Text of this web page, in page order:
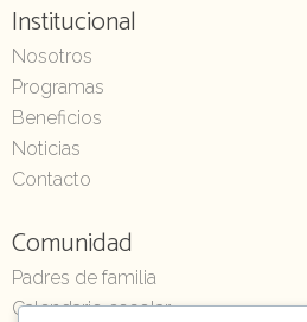
Institucional
Nosotros
Programas
Beneficios
Noticias
Contacto
Comunidad
Padres de familia
Calendario escolar